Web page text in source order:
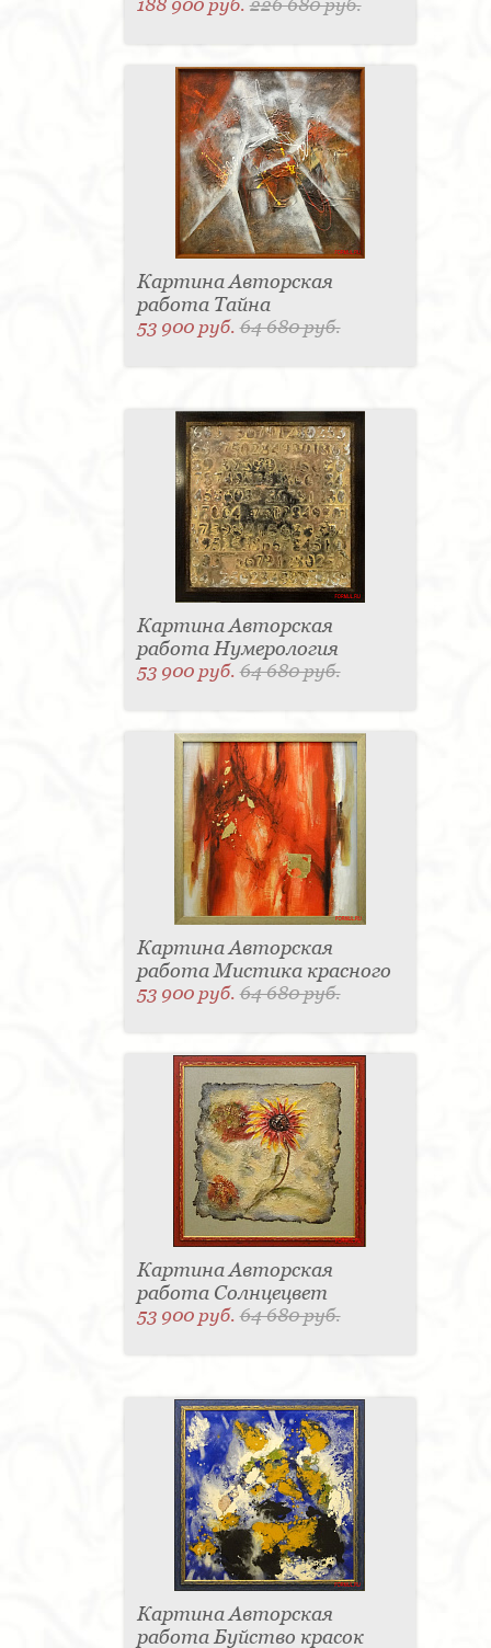
188 900 руб.226 680 руб.
Картина Авторская
работа Тайна
53 900 руб.64 680 руб.
Картина Авторская
работа Нумерология
53 900 руб.64 680 руб.
Картина Авторская
работа Мистика красного
53 900 руб.64 680 руб.
Картина Авторская
работа Солнцецвет
53 900 руб.64 680 руб.
Картина Авторская
работа Буйство красок